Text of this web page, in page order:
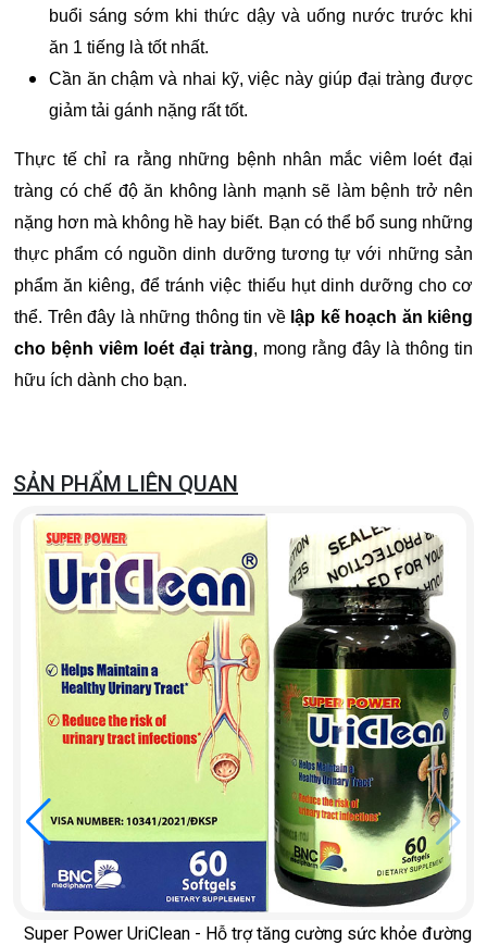
buổi sáng sớm khi thức dậy và uống nước trước khi
ăn 1 tiếng là tốt nhất.
Cần ăn chậm và nhai kỹ, việc này giúp đại tràng được
giảm tải gánh nặng rất tốt.
Thực tế chỉ ra rằng những bệnh nhân mắc viêm loét đại
tràng có chế độ ăn không lành mạnh sẽ làm bệnh trở nên
nặng hơn mà không hề hay biết. Bạn có thể bổ sung những
thực phẩm có nguồn dinh dưỡng tương tự với những sản
phẩm ăn kiêng, để tránh việc thiếu hụt dinh dưỡng cho cơ
thể. Trên đây là những thông tin về lập kế hoạch ăn kiêng
cho bệnh viêm loét đại tràng, mong rằng đây là thông tin
hữu ích dành cho bạn.
SẢN PHẨM LIÊN QUAN
Super Power UriClean - Hỗ trợ tăng cường sức khỏe đường